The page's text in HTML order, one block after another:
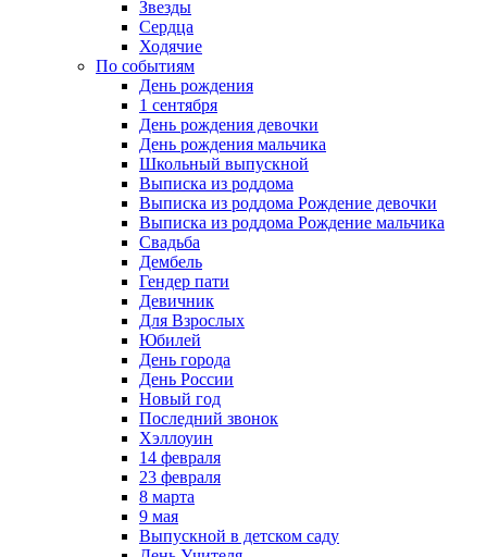
Звезды
Сердца
Ходячие
По событиям
День рождения
1 сентября
День рождения девочки
День рождения мальчика
Школьный выпускной
Выписка из роддома
Выписка из роддома Рождение девочки
Выписка из роддома Рождение мальчика
Свадьба
Дембель
Гендер пати
Девичник
Для Взрослых
Юбилей
День города
День России
Новый год
Последний звонок
Хэллоуин
14 февраля
23 февраля
8 марта
9 мая
Выпускной в детском саду